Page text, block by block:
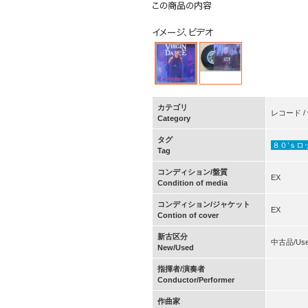
カテゴリ
Category
レコード /
タグ
Tag
８０’ｓロ
コンディション/盤質
Condition of media
EX
コンディション/ジャケット
Contion of cover
EX
新古区分
New/Used
中古品/
指揮者/演奏者
Conductor/Performer
作曲家